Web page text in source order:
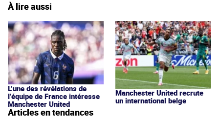
À lire aussi
L’une des révélations de
l’équipe de France intéresse
Manchester United
Manchester United recrute
un international belge
Articles en tendances